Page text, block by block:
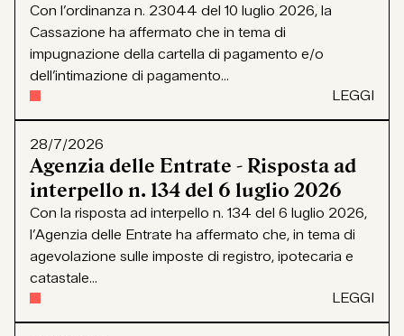
Con l’ordinanza n. 23044 del 10 luglio 2026, la
Cassazione ha affermato che in tema di
impugnazione della cartella di pagamento e/o
dell’intimazione di pagamento...
LEGGI
28/7/2026
Agenzia delle Entrate - Risposta ad
interpello n. 134 del 6 luglio 2026
Con la risposta ad interpello n. 134 del 6 luglio 2026,
l’Agenzia delle Entrate ha affermato che, in tema di
agevolazione sulle imposte di registro, ipotecaria e
catastale...
LEGGI